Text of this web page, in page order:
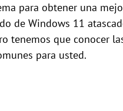
para obtener una
de Windows 11
tenemos que conocer
para usted.